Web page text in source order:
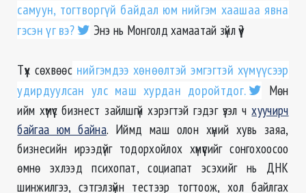
самуун, тогтворгүй байдал юм нийгэм хаашаа явна
гэсэн үг вэ?
Энэ нь Монголд хамаатай зүйл үү?
Түүх сөхвөөснийгэмдээ хөнөөлтэй эмгэгтэй хүмүүсээр
удирдуулсан улс маш хурдан доройтдог.
Мөн
ийм хүмүүс бизнест зайлшгүй хэрэгтэй гэдэг үзэл чхуучирч
байгаа юм байна. Иймд маш олон хүний хувь заяа,
бизнесийн ирээдүйг тодорхойлох хүмүүсийг сонгохоосоо
өмнө эхлээд психопат, социапат эсэхийг нь ДНК
шинжилгээ, сэтгэлзүйн тестээр тогтоож, хол байлгах